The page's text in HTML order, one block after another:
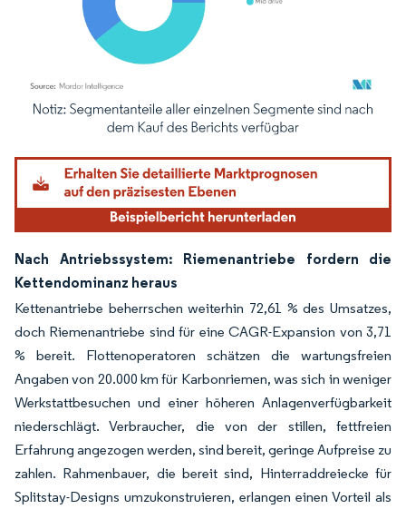
Bild © Mordor Intelligence. Wiederverwendung erfordert Namensnennung
Nach Antriebssystem: Riemenantriebe fordern die
Kettendominanz heraus
Kettenantriebe beherrschen weiterhin 72,61 % des Umsatzes,
doch Riemenantriebe sind für eine CAGR-Expansion von 3,71
% bereit. Flottenoperatoren schätzen die wartungsfreien
Angaben von 20.000 km für Karbonriemen, was sich in weniger
Werkstattbesuchen und einer höheren Anlagenverfügbarkeit
niederschlägt. Verbraucher, die von der stillen, fettfreien
Erfahrung angezogen werden, sind bereit, geringe Aufpreise zu
zahlen. Rahmenbauer, die bereit sind, Hinterraddreiecke für
Splitstay-Designs umzukonstruieren, erlangen einen Vorteil als